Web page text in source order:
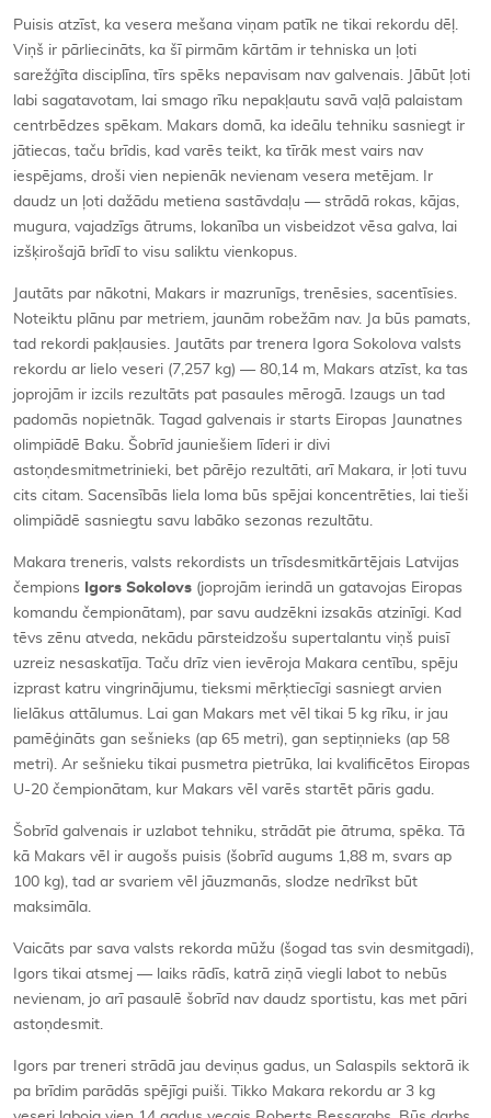
Puisis atzīst, ka vesera mešana viņam patīk ne tikai rekordu dēļ.
Viņš ir pārliecināts, ka šī pirmām kārtām ir tehniska un ļoti
sarežģīta disciplīna, tīrs spēks nepavisam nav galvenais. Jābūt ļoti
labi sagatavotam, lai smago rīku nepakļautu savā vaļā palaistam
centrbēdzes spēkam. Makars domā, ka ideālu tehniku sasniegt ir
jātiecas, taču brīdis, kad varēs teikt, ka tīrāk mest vairs nav
iespējams, droši vien nepienāk nevienam vesera metējam. Ir
daudz un ļoti dažādu metiena sastāvdaļu — strādā rokas, kājas,
mugura, vajadzīgs ātrums, lokanība un visbeidzot vēsa galva, lai
izšķirošajā brīdī to visu saliktu vienkopus.
Jautāts par nākotni, Makars ir mazrunīgs, trenēsies, sacentīsies.
Noteiktu plānu par metriem, jaunām robežām nav. Ja būs pamats,
tad rekordi pakļausies. Jautāts par trenera Igora Sokolova valsts
rekordu ar lielo veseri (7,257 kg) — 80,14 m, Makars atzīst, ka tas
joprojām ir izcils rezultāts pat pasaules mērogā. Izaugs un tad
padomās nopietnāk. Tagad galvenais ir starts Eiropas Jaunatnes
olimpiādē Baku. Šobrīd jauniešiem līderi ir divi
astoņdesmitmetrinieki, bet pārējo rezultāti, arī Makara, ir ļoti tuvu
cits citam. Sacensībās liela loma būs spējai koncentrēties, lai tieši
olimpiādē sasniegtu savu labāko sezonas rezultātu.
Makara treneris, valsts rekordists un trīsdesmitkārtējais Latvijas
čempions
Igors Sokolovs (joprojām ierindā un gatavojas Eiropas
komandu čempionātam), par savu audzēkni izsakās atzinīgi. Kad
tēvs zēnu atveda, nekādu pārsteidzošu supertalantu viņš puisī
uzreiz nesaskatīja. Taču drīz vien ievēroja Makara centību, spēju
izprast katru vingrinājumu, tieksmi mērķtiecīgi sasniegt arvien
lielākus attālumus. Lai gan Makars met vēl tikai 5 kg rīku, ir jau
pamēģināts gan sešnieks (ap 65 metri), gan septiņnieks (ap 58
metri). Ar sešnieku tikai pusmetra pietrūka, lai kvalificētos Eiropas
U-20 čempionātam, kur Makars vēl varēs startēt pāris gadu.
Šobrīd galvenais ir uzlabot tehniku, strādāt pie ātruma, spēka. Tā
kā Makars vēl ir augošs puisis (šobrīd augums 1,88 m, svars ap
100 kg), tad ar svariem vēl jāuzmanās, slodze nedrīkst būt
maksimāla.
Vaicāts par sava valsts rekorda mūžu (šogad tas svin desmitgadi),
Igors tikai atsmej — laiks rādīs, katrā ziņā viegli labot to nebūs
nevienam, jo arī pasaulē šobrīd nav daudz sportistu, kas met pāri
astoņdesmit.
Igors par treneri strādā jau deviņus gadus, un Salaspils sektorā ik
pa brīdim parādās spējīgi puiši. Tikko Makara rekordu ar 3 kg